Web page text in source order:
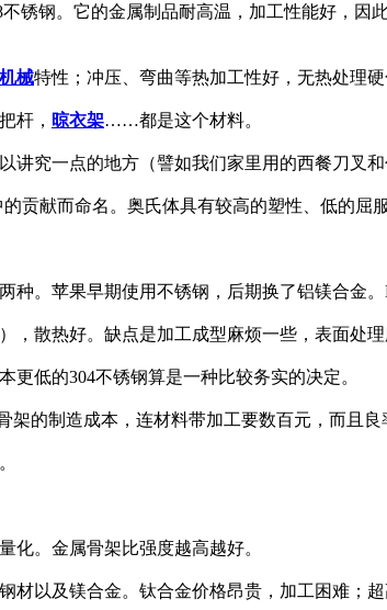
锈钢。它的金属制品耐高温，加工性能好，因
机械特性；冲压、弯曲等热加工性好，无热处理
杆， 晾衣架……都是这个材料。
究一点的地方（譬如我们家里用的西餐刀叉
贡献而命名。奥氏体具有较高的塑性、低的屈
。苹果早期使用不锈钢，后期换了铝镁合金
散热好。缺点是加工成型麻烦一些，表面处理
低的304不锈钢算是一种比较务实的决定。
架的制造成本，连材料带加工要数百元，而且
化。金属骨架比强度越高越好。
材以及镁合金。钛合金价格昂贵，加工困难；